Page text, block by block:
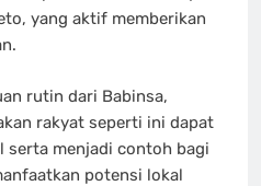
yang aktif memberikan
rutin dari Babinsa,
rakyat seperti ini dapat
serta menjadi contoh bagi
potensi lokal